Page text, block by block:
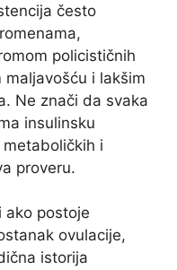
često
policističnih
i lakšim
Ne znači da svaka
insulinsku
i
proveru.
ako postoje
ovulacije,
istorija